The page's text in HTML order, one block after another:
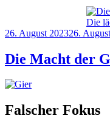
Die
Veröffentlicht
26. August 202326.
Die Macht der
Falscher Fokus